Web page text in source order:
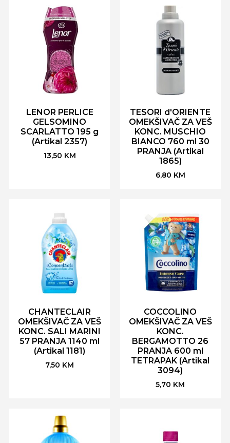
LENOR PERLICE
GELSOMINO
SCARLATTO 195 g
(Artikal 2357)
13,50 KM
TESORI d'ORIENTE
OMEKŠIVAČ ZA VEŠ
KONC. MUSCHIO
BIANCO 760 ml 30
PRANJA (Artikal
1865)
6,80 KM
CHANTECLAIR
OMEKŠIVAČ ZA VEŠ
KONC. SALI MARINI
57 PRANJA 1140 ml
(Artikal 1181)
7,50 KM
COCCOLINO
OMEKŠIVAČ ZA VEŠ
KONC.
BERGAMOTTO 26
PRANJA 600 ml
TETRAPAK (Artikal
3094)
5,70 KM